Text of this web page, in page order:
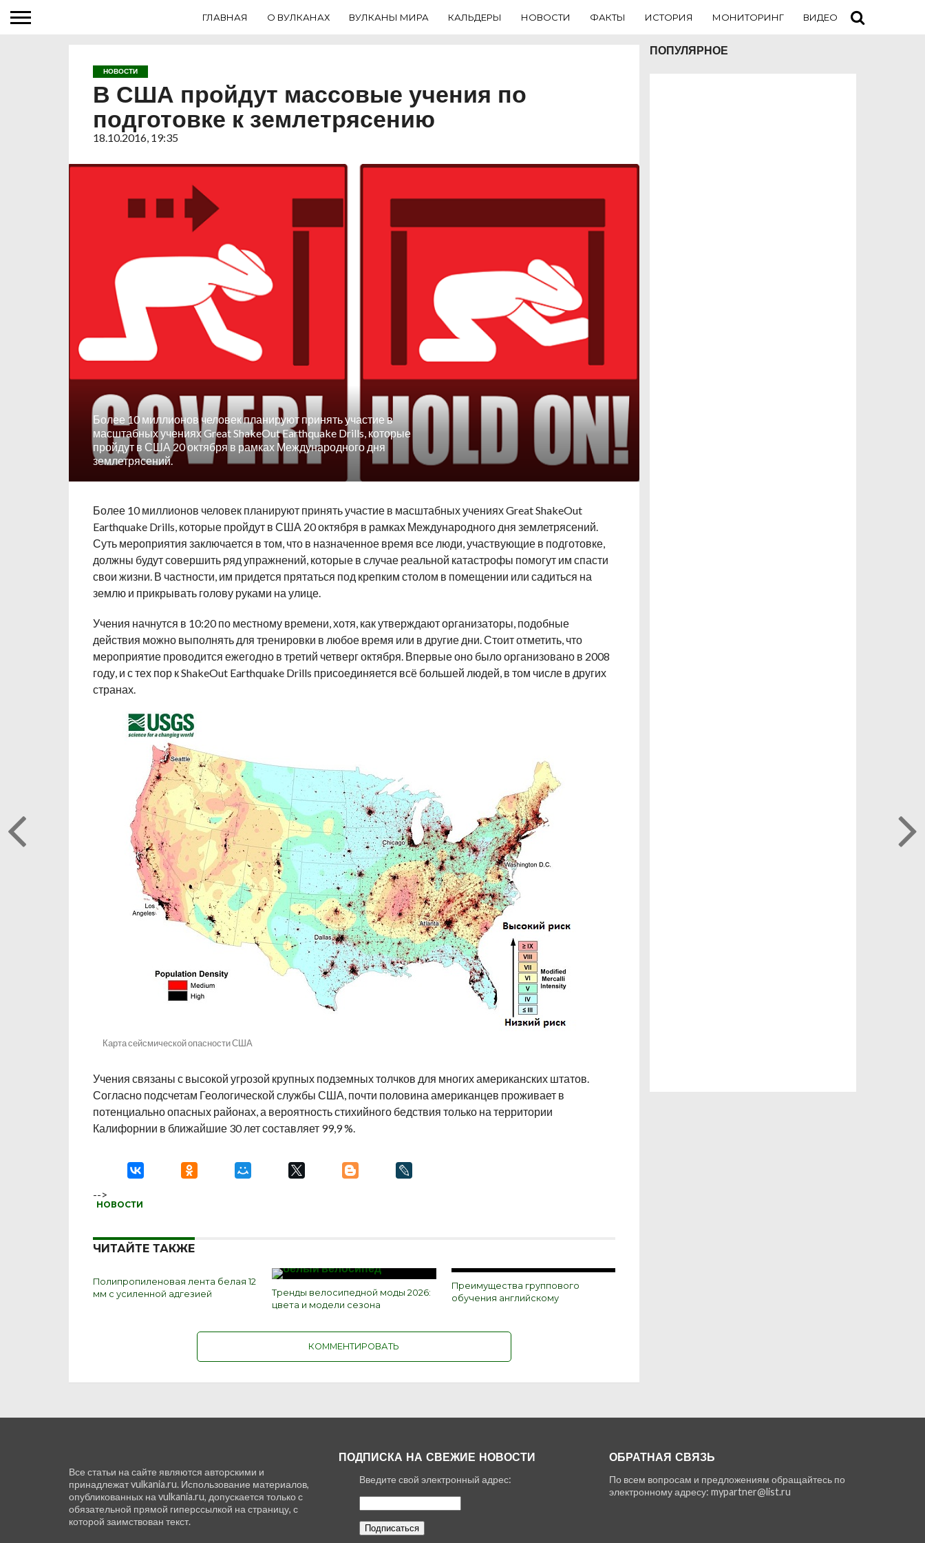
ГЛАВНАЯ О ВУЛКАНАХ ВУЛКАНЫ МИРА КАЛЬДЕРЫ НОВОСТИ ФАКТЫ ИСТОРИЯ МОНИТОРИНГ ВИДЕО ТУРИСТАМ
НОВОСТИ
В США пройдут массовые учения по
подготовке к землетрясению
18.10.2016, 19:35
Более 10 миллионов человек планируют принять участие в
масштабных учениях Great ShakeOut Earthquake Drills, которые
пройдут в США 20 октября в рамках Международного дня
землетрясений.
Более 10 миллионов человек планируют принять участие в масштабных учениях Great ShakeOut
Earthquake Drills, которые пройдут в США 20 октября в рамках Международного дня землетрясений.
Суть мероприятия заключается в том, что в назначенное время все люди, участвующие в подготовке,
должны будут совершить ряд упражнений, которые в случае реальной катастрофы помогут им спасти
свои жизни. В частности, им придется прятаться под крепким столом в помещении или садиться на
землю и прикрывать голову руками на улице.
Учения начнутся в 10:20 по местному времени, хотя, как утверждают организаторы, подобные
действия можно выполнять для тренировки в любое время или в другие дни. Стоит отметить, что
мероприятие проводится ежегодно в третий четверг октября. Впервые оно было организовано в 2008
году, и с тех пор к ShakeOut Earthquake Drills присоединяется всё большей людей, в том числе в других
странах.
Карта сейсмической опасности США
Учения связаны с высокой угрозой крупных подземных толчков для многих американских штатов.
Согласно подсчетам Геологической службы США, почти половина американцев проживает в
потенциально опасных районах, а вероятность стихийного бедствия только на территории
Калифорнии в ближайшие 30 лет составляет 99,9 %.
-->
НОВОСТИ
ЧИТАЙТЕ ТАКЖЕ
Полипропиленовая лента белая 12
мм с усиленной адгезией
Тренды велосипедной моды 2026:
цвета и модели сезона
Преимущества группового
обучения английскому
КОММЕНТИРОВАТЬ
ПОПУЛЯРНОЕ
Все статьи на сайте являются авторскими и
принадлежат vulkania.ru. Использование материалов,
опубликованных на vulkania.ru, допускается только с
обязательной прямой гиперссылкой на страницу, с
которой заимствован текст.
ПОДПИСКА НА СВЕЖИЕ НОВОСТИ
Введите свой электронный адрес:
ОБРАТНАЯ СВЯЗЬ
По всем вопросам и предложениям обращайтесь по
электронному адресу: mypartner@list.ru